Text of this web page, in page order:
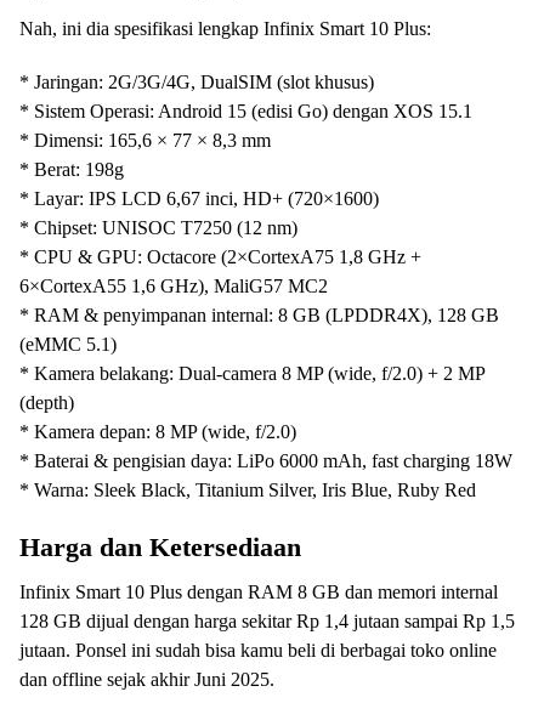
Nah, ini dia spesifikasi lengkap Infinix Smart 10 Plus:
* Jaringan: 2G/3G/4G, DualSIM (slot khusus)
* Sistem Operasi: Android 15 (edisi Go) dengan XOS 15.1
* Dimensi: 165,6 × 77 × 8,3 mm
* Berat: 198g
* Layar: IPS LCD 6,67 inci, HD+ (720×1600)
* Chipset: UNISOC T7250 (12 nm)
* CPU & GPU: Octacore (2×CortexA75 1,8 GHz +
6×CortexA55 1,6 GHz), MaliG57 MC2
* RAM & penyimpanan internal: 8 GB (LPDDR4X), 128 GB
(eMMC 5.1)
* Kamera belakang: Dual-camera 8 MP (wide, f/2.0) + 2 MP
(depth)
* Kamera depan: 8 MP (wide, f/2.0)
* Baterai & pengisian daya: LiPo 6000 mAh, fast charging 18W
* Warna: Sleek Black, Titanium Silver, Iris Blue, Ruby Red
Harga dan Ketersediaan
Infinix Smart 10 Plus dengan RAM 8 GB dan memori internal
128 GB dijual dengan harga sekitar Rp 1,4 jutaan sampai Rp 1,5
jutaan. Ponsel ini sudah bisa kamu beli di berbagai toko online
dan offline sejak akhir Juni 2025.